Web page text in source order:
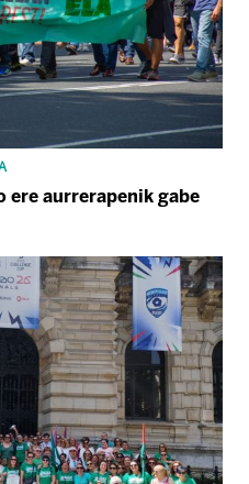
ere aurrerapenik gabe